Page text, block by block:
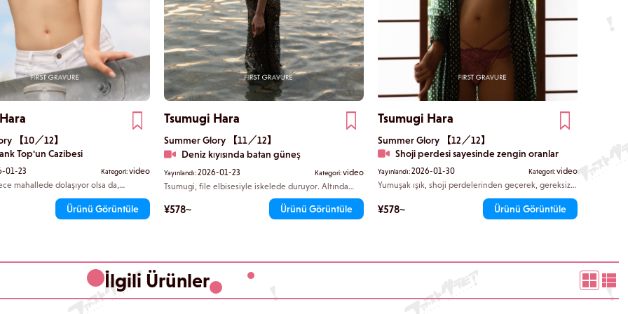
【10／12】
Top'un Cazibesi
01-23 Kategori:video
mahallede dolaşıyor olsa da,
gösterdiği için, sonunda telaşlanan
Her parmak uçlarına yükseldiğinde,
Ürünü Görüntüle
Tsumugi Hara
Summer Glory 【11／12】
Deniz kıyısında batan güneş
Yayınlandı:2026-01-23 Kategori:video
Tsumugi, file elbisesiyle iskelede duruyor. Altında
gizlenmiş bikini hafifçe görünüyor ve yavaşça akan
zaman içinde, silüetleriniz gün batımında
kaybolurken sessizce birleşiyor.
¥578~ Ürünü Görüntüle
Tsumugi Hara
Summer Glory 【12／12】
Shoji perdesi sayesinde zengin oranlar
Yayınlandı:2026-01-30 Kategori:video
Yumuşak ışık, shoji perdelerinden geçerek, gereksiz
süzülüyordu. Tsumugi parmaklarını yavaşça belindeki
kordonun altına soktu ve tereddütlü bir hareketle
¥578~ Ürünü Görüntüle
İlgili Ürünler